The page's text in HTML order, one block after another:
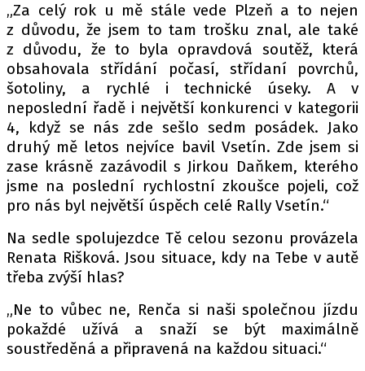
„Za celý rok u mě stále vede Plzeň a to nejen
z důvodu, že jsem to tam trošku znal, ale také
z důvodu, že to byla opravdová soutěž, která
obsahovala střídání počasí, střídaní povrchů,
šotoliny, a rychlé i technické úseky. A v
neposlední řadě i největší konkurenci v kategorii
4, když se nás zde sešlo sedm posádek. Jako
druhý mě letos nejvíce bavil Vsetín. Zde jsem si
zase krásně zazávodil s Jirkou Daňkem, kterého
jsme na poslední rychlostní zkoušce pojeli, což
pro nás byl největší úspěch celé Rally Vsetín.“
Na sedle spolujezdce Tě celou sezonu provázela
Renata Rišková. Jsou situace, kdy na Tebe v autě
třeba zvýší hlas?
„Ne to vůbec ne, Renča si naši společnou jízdu
pokaždé užívá a snaží se být maximálně
soustředěná a připravená na každou situaci.“